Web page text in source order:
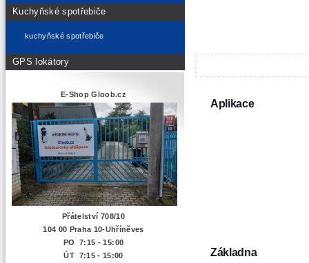
Kuchyňské spotřebiče
kuchyňské spotřebiče
GPS lokátory
E-Shop Gloob.cz
Přátelství 708/10
104 00 Praha 10-Uhříněves
PO 7:15 - 15:00
ÚT 7:15 - 15:00
Aplikace
Základna